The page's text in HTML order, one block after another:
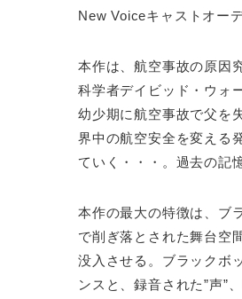
New Voiceキャストオー
本作は、航空事故の原因
科学者デイビッド・ウォ
幼少期に航空事故で父を
界中の航空安全を変える
ていく・・・。過去の記
本作の最大の特徴は、ブ
で削ぎ落とされた舞台空
没入させる。ブラックボ
ンスと、録音された”声”